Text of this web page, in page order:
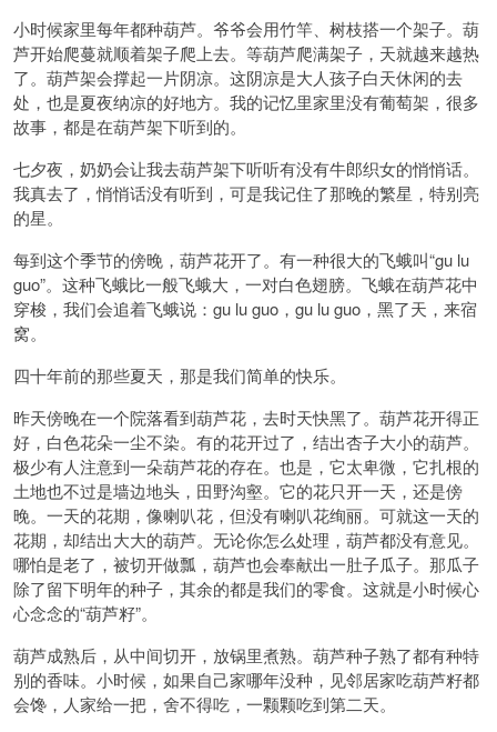
小时候家里每年都种葫芦。爷爷会用竹竿、树枝搭一个架子。葫
芦开始爬蔓就顺着架子爬上去。等葫芦爬满架子，天就越来越热
了。葫芦架会撑起一片阴凉。这阴凉是大人孩子白天休闲的去
处，也是夏夜纳凉的好地方。我的记忆里家里没有葡萄架，很多
故事，都是在葫芦架下听到的。
七夕夜，奶奶会让我去葫芦架下听听有没有牛郎织女的悄悄话。
我真去了，悄悄话没有听到，可是我记住了那晚的繁星，特别亮
的星。
每到这个季节的傍晚，葫芦花开了。有一种很大的飞蛾叫“gu lu
guo”。这种飞蛾比一般飞蛾大，一对白色翅膀。飞蛾在葫芦花中
穿梭，我们会追着飞蛾说：gu lu guo，gu lu guo，黑了天，来宿
窝。
四十年前的那些夏天，那是我们简单的快乐。
昨天傍晚在一个院落看到葫芦花，去时天快黑了。葫芦花开得正
好，白色花朵一尘不染。有的花开过了，结出杏子大小的葫芦。
极少有人注意到一朵葫芦花的存在。也是，它太卑微，它扎根的
土地也不过是墙边地头，田野沟壑。它的花只开一天，还是傍
晚。一天的花期，像喇叭花，但没有喇叭花绚丽。可就这一天的
花期，却结出大大的葫芦。无论你怎么处理，葫芦都没有意见。
哪怕是老了，被切开做瓢，葫芦也会奉献出一肚子瓜子。那瓜子
除了留下明年的种子，其余的都是我们的零食。这就是小时候心
心念念的“葫芦籽”。
葫芦成熟后，从中间切开，放锅里煮熟。葫芦种子熟了都有种特
别的香味。小时候，如果自己家哪年没种，见邻居家吃葫芦籽都
会馋，人家给一把，舍不得吃，一颗颗吃到第二天。